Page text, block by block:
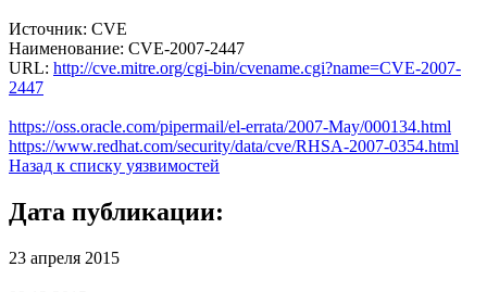
Источник: CVE
Наименование: CVE-2007-2447
URL: http://cve.mitre.org/cgi-bin/cvename.cgi?name=CVE-2007-
2447
https://oss.oracle.com/pipermail/el-errata/2007-May/000134.html
https://www.redhat.com/security/data/cve/RHSA-2007-0354.html
Назад к списку уязвимостей
Дата публикации:
23 апреля 2015